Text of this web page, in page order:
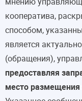
кооператива,
способом,
является
(обращения),
предоставляя
место